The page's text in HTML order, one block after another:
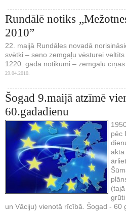
Rundālē notiks
2010”
22. maijā Rundāles novadā
svētki – seno zemgaļu vēsturei
1220. gada notikumi – zemgaļu
29.04.2010.
Šogad 9.maijā atzīmē
60.gadadienu
pēc
un Vāciju) vienotā rīcībā. Šogad - 60